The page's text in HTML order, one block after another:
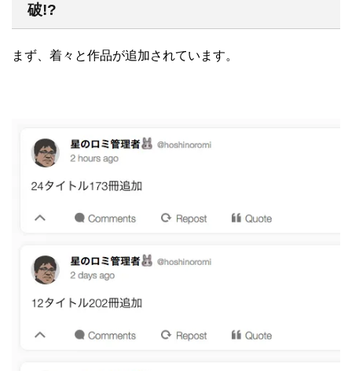
破!?
まず、着々と作品が追加されています。